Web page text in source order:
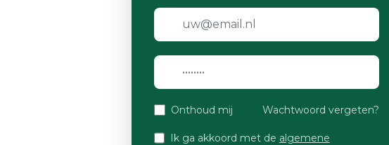
Onthoud mij Wachtwoord vergeten?
Ik ga akkoord met de algemene